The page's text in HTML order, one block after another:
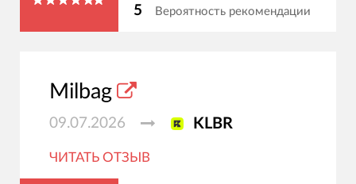
5 Вероятность рекомендации
Milbag
09.07.2026 KLBR
ЧИТАТЬ ОТЗЫВ